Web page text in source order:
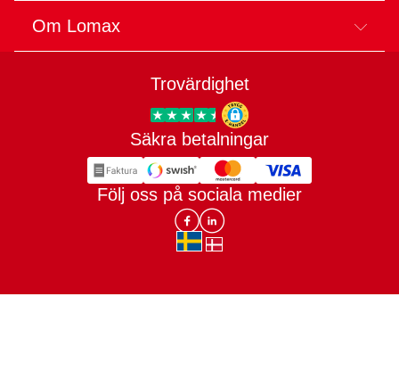
Om Lomax
Trovärdighet
Trygg E-handel
Säkra betalningar
Följ oss på sociala medier
Lomax DK Facebook
Lomax SE LinkIn
sv-SEda-DK